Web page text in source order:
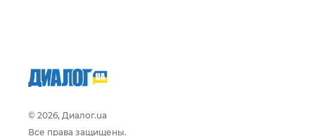
© 2026, Диалог.ua
Все права защищены.